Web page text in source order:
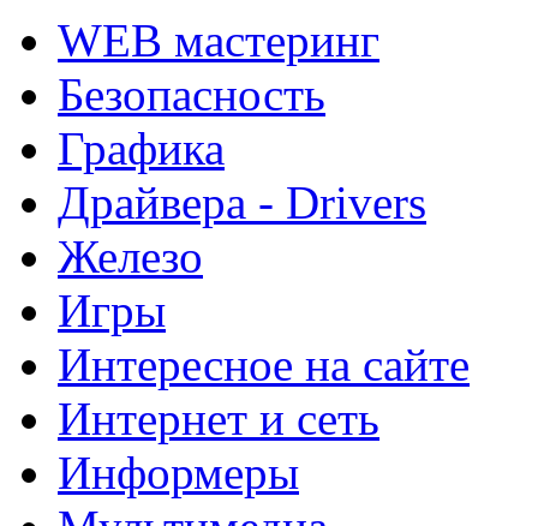
WEB мастеринг
Безопасность
Графика
Драйвера - Drivers
Железо
Игры
Интересное на сайте
Интернет и сеть
Информеры